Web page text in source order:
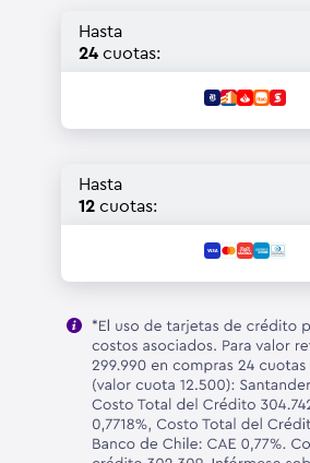
Hasta
24 cuotas:
Hasta
12 cuotas: